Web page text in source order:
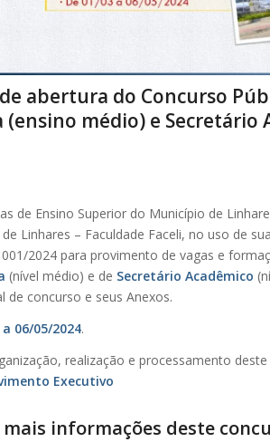
abertura do Concurso
médio) e Secretário
de Ensino Superior do Município de
Linhares – Faculdade Faceli, no uso de
2024 para provimento de vagas e
(nível médio) e de Secretário Acadêmico
de concurso e seus Anexos.
a 06/05/2024.
realização e processamento
Executivo
informações deste